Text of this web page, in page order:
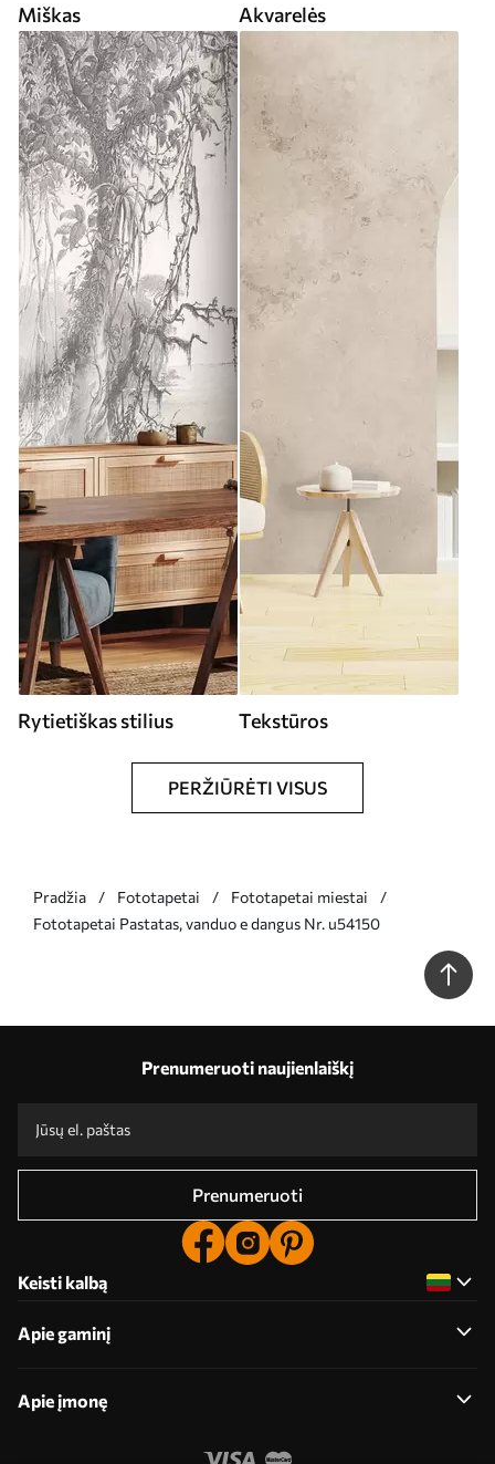
Miškas Akvarelės
Rytietiškas stilius Tekstūros
PERŽIŪRĖTI VISUS
Pradžia Fototapetai
Fototapetai miestai
Fototapetai Pastatas, vanduo e dangus Nr. u54150
Prenumeruoti naujienlaiškį
Prenumeruoti
Keisti kalbą
Apie gaminį
Apie įmonę